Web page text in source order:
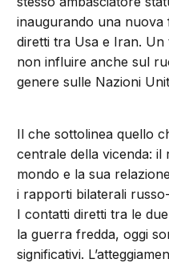
inaugurando una nuova
diretti tra Usa e Iran.
non influire anche sul
genere sulle Nazioni
Il che sottolinea quello
centrale della vicenda: il
mondo e la sua
i rapporti bilaterali
I contatti diretti tra le
la guerra fredda, oggi
significativi.